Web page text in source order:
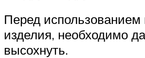
Перед использованием
изделия, необходимо
высохнуть.